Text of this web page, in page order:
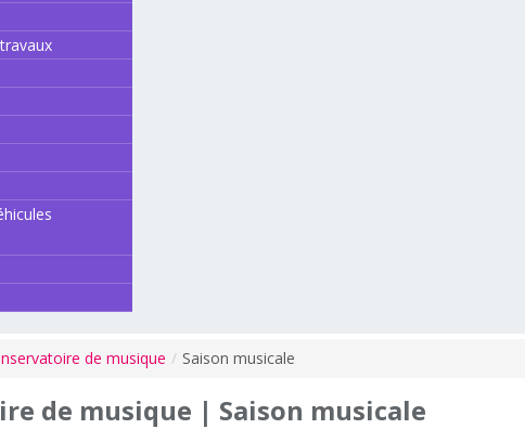
de musique / Saison musicale
de musique | Saison musicale